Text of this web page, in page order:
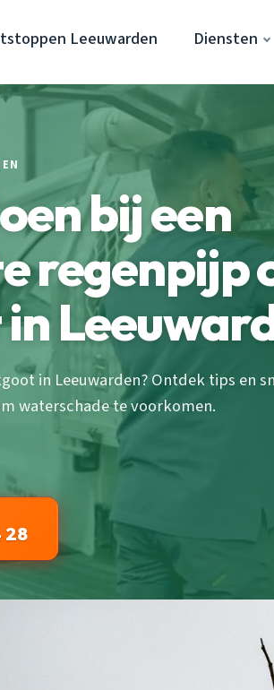
Leeuwarden Diensten
bij een
regenpijp
in Leeuwarden? Ontdek tips en
waterschade te voorkomen.
28